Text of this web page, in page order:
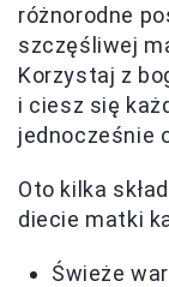
różnorodne
szczęśliwej
Korzystaj z
i ciesz się
jednocześnie
Oto kilka
diecie matki
Świeże